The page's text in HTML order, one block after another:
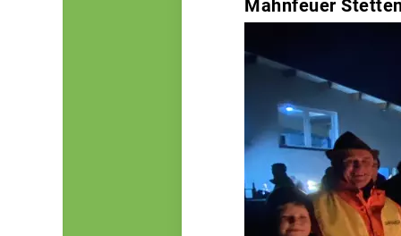
Mahnfeuer